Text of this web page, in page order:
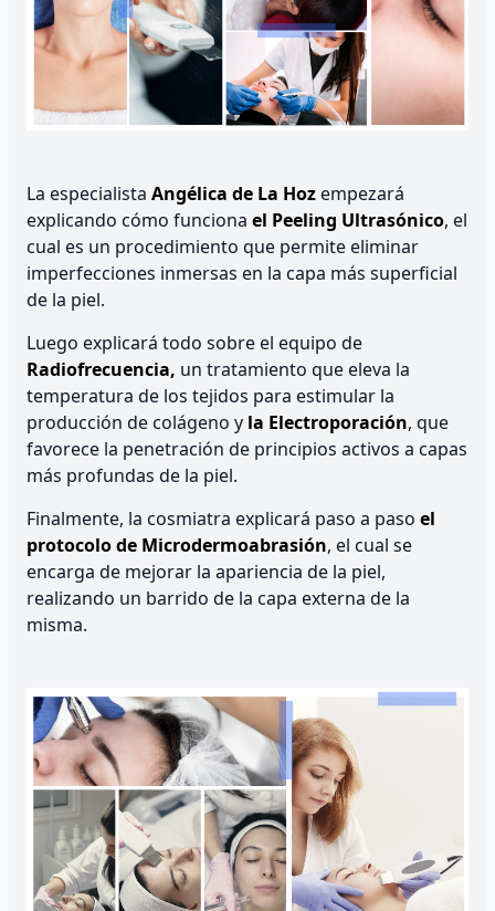
La especialista Angélica de La Hozempezará
explicando cómo funciona el Peeling Ultrasónico, el
cual es un procedimiento que permite eliminar
imperfecciones inmersas en la capa más superficial
de la piel.
Luego explicará todo sobre el equipo de
Radiofrecuencia, un tratamiento que eleva la
temperatura de los tejidos para estimular la
producción de colágeno y la Electroporación, que
favorece la penetración de principios activos a capas
más profundas de la piel.
Finalmente, la cosmiatra explicará paso a paso el
protocolo de Microdermoabrasión, el cual se
encarga de mejorar la apariencia de la piel,
realizando un barrido de la capa externa de la
misma.